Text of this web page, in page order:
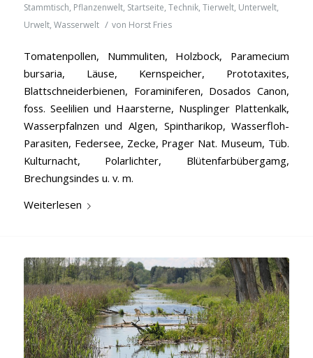
Stammtisch, Pflanzenwelt, Startseite, Technik, Tierwelt, Unterwelt,
Urwelt, Wasserwelt / von Horst Fries
Tomatenpollen, Nummuliten, Holzbock, Paramecium
bursaria, Läuse, Kernspeicher, Prototaxites,
Blattschneiderbienen, Foraminiferen, Dosados Canon,
foss. Seelilien und Haarsterne, Nusplinger Plattenkalk,
Wasserpfalnzen und Algen, Spintharikop, Wasserfloh-
Parasiten, Federsee, Zecke, Prager Nat. Museum, Tüb.
Kulturnacht, Polarlichter, Blütenfarbübergamg,
Brechungsindes u. v. m.
Weiterlesen